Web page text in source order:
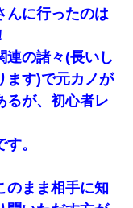
んに行ったのは
連の諸々(長いし
ます)で元カノが
るが、初心者レ
。
のまま相手に知